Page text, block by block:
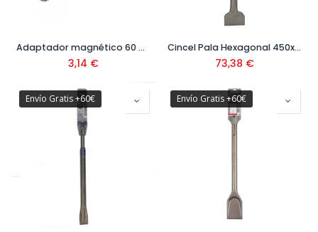
Adaptador magnético 60 mm Ref. DT7500-QZ
3,14 €
Cincel Pala Hexagonal 450x75 mm
73,38 €
Envío Gratis +60€ Envío Gratis +60€